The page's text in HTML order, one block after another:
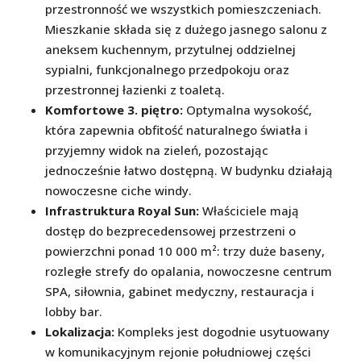
przestronność we wszystkich pomieszczeniach.
Mieszkanie składa się z dużego jasnego salonu z
aneksem kuchennym, przytulnej oddzielnej
sypialni, funkcjonalnego przedpokoju oraz
przestronnej łazienki z toaletą.
Komfortowe 3. piętro: Optymalna wysokość,
która zapewnia obfitość naturalnego światła i
przyjemny widok na zieleń, pozostając
jednocześnie łatwo dostępną. W budynku działają
nowoczesne ciche windy.
Infrastruktura Royal Sun: Właściciele mają
dostęp do bezprecedensowej przestrzeni o
powierzchni ponad 10 000 m²: trzy duże baseny,
rozległe strefy do opalania, nowoczesne centrum
SPA, siłownia, gabinet medyczny, restauracja i
lobby bar.
Lokalizacja: Kompleks jest dogodnie usytuowany
w komunikacyjnym rejonie południowej części